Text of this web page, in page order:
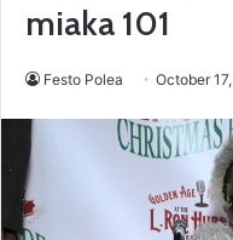
miaka 101
Festo Polea October